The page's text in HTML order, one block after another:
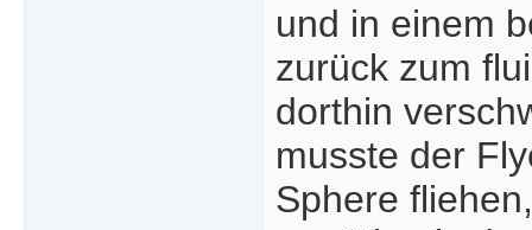
und in einem
zurück zum
dorthin
musste der
Sphere